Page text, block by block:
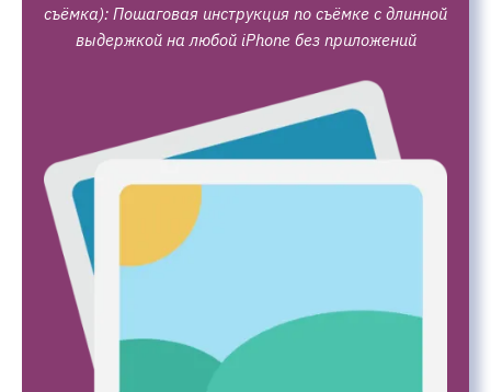
съёмка): Пошаговая инструкция по съёмке с длинной
выдержкой на любой iPhone без приложений